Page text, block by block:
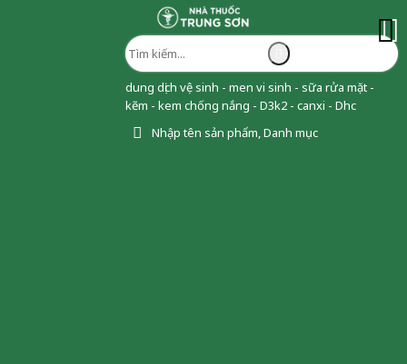
dung dịch vệ sinh - men vi sinh - sữa rửa mặt -
kẽm - kem chống nắng - D3k2 - canxi - Dhc
Nhập tên sản phẩm, Danh mục